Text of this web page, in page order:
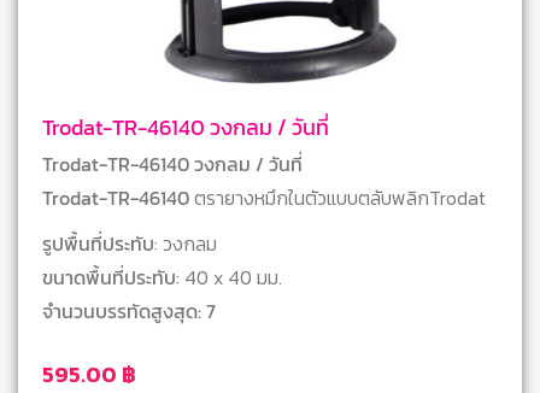
Trodat-TR-46140 วงกลม / วันที่
595.00 ฿
Trodat-TR-46140 วงกลม / วันที่
Trodat-TR-46140ตรายางหมึกในตัวแบบตลับพลิกTrodat
รูปพื้นที่ประทับ: วงกลม
ขนาดพื้นที่ประทับ: 40 x 40 มม.
จำนวนบรรทัดสูงสุด: 7